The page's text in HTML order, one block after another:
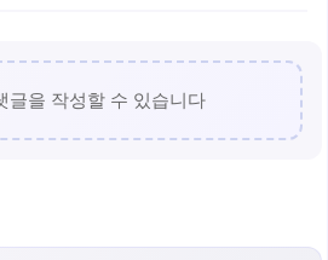
글을 작성할 수 있습니다